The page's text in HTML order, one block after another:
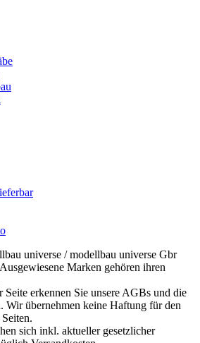
universe / modellbau universe Gbr
Marken gehören ihren
erkennen Sie unsere AGBs und die
Wir übernehmen keine Haftung für den
sich inkl. aktueller gesetzlicher